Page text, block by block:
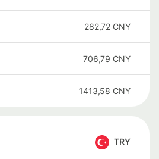
282,72 CNY
706,79 CNY
1413,58 CNY
TRY